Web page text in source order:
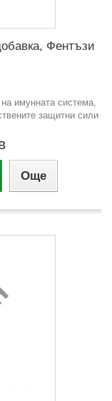
Фентъзи
имунната система,
защитни сили
Още